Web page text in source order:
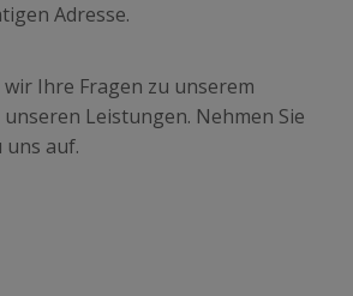
Adresse.
Ihre Fragen zu unserem
Leistungen. Nehmen Sie
uns auf.